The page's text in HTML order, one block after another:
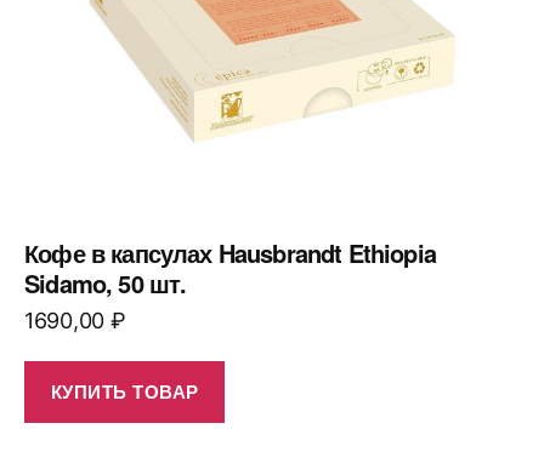
Кофе в капсулах Hausbrandt Ethiopia
Sidamo, 50 шт.
1690,00 ₽
КУПИТЬ ТОВАР